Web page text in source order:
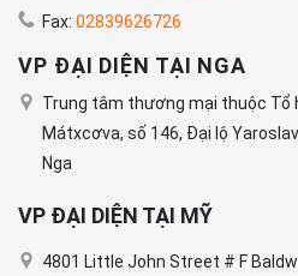
Fax: 02839626726
VP ĐẠI DIỆN TẠI NGA
Trung tâm thương mại thuộc Tổ
Mátxcơva, số 146, Đại lộ
Nga
VP ĐẠI DIỆN TẠI MỸ
4801 Little John Street # F